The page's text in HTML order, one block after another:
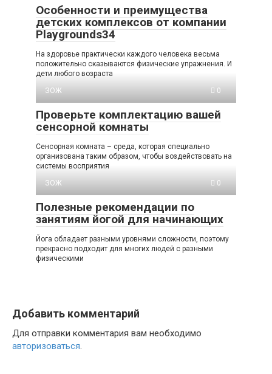
Особенности и преимущества
детских комплексов от компании
Playgrounds34
На здоровье практически каждого человека весьма
положительно сказываются физические упражнения. И
дети любого возраста
ЗОЖ
0
Проверьте комплектацию вашей
сенсорной комнаты
Сенсорная комната – среда, которая специально
организована таким образом, чтобы воздействовать на
системы восприятия
ЗОЖ
0
Полезные рекомендации по
занятиям йогой для начинающих
Йога обладает разными уровнями сложности, поэтому
прекрасно подходит для многих людей с разными
физическими
Добавить комментарий
Для отправки комментария вам необходимо
авторизоваться.